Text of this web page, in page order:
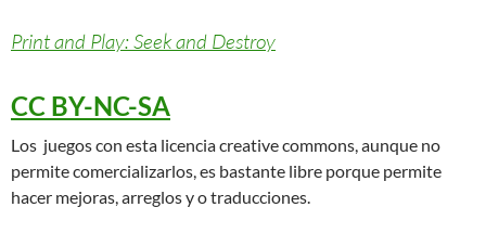
Print and Play: Seek and Destroy
CC BY-NC-SA
Los juegos con esta licencia creative commons, aunque no
permite comercializarlos, es bastante libre porque permite
hacer mejoras, arreglos y o traducciones.